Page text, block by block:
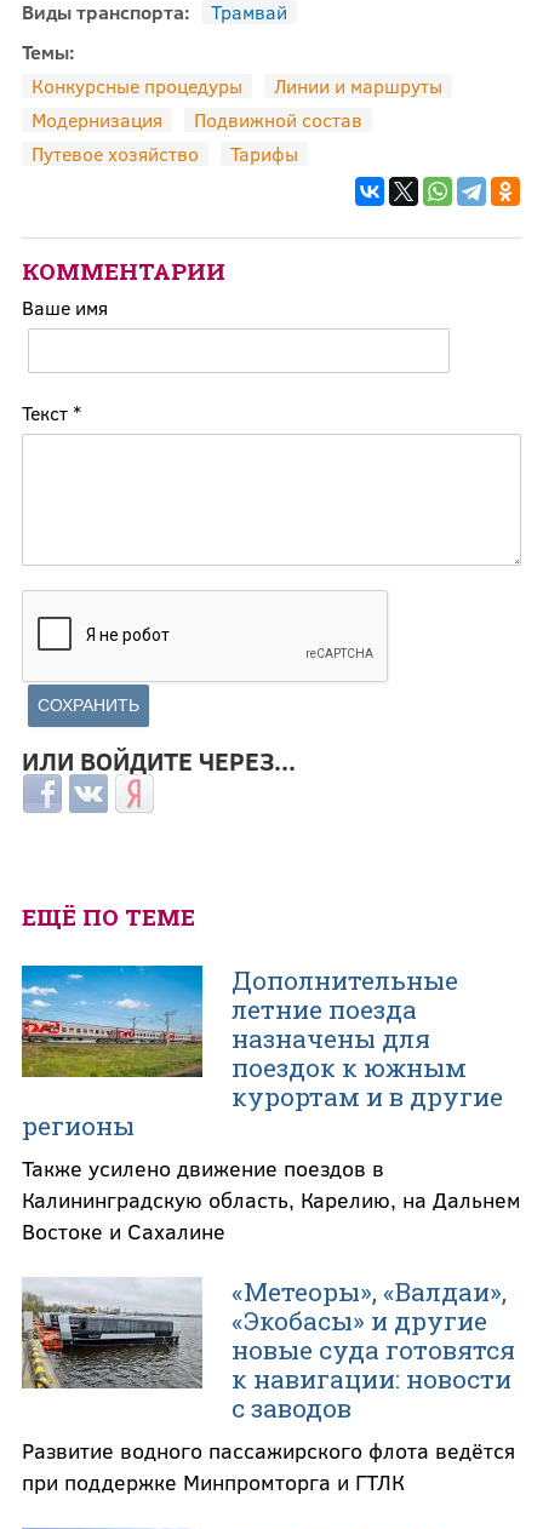
Виды транспорта:
Трамвай
Темы:
Конкурсные процедуры
Линии и маршруты
Модернизация
Подвижной состав
Путевое хозяйство
Тарифы
КОММЕНТАРИИ
Ваше имя
Текст *
ИЛИ ВОЙДИТЕ ЧЕРЕЗ...
Login with Facebook
Login with ВКонтакте
Login with Яндекс
ЕЩЁ ПО ТЕМЕ
Дополнительные
летние поезда
назначены для
поездок к южным
курортам и в другие
регионы
Также усилено движение поездов в
Калининградскую область, Карелию, на Дальнем
Востоке и Сахалине
«Метеоры», «Валдаи»,
«Экобасы» и другие
новые суда готовятся
к навигации: новости
с заводов
Развитие водного пассажирского флота ведётся
при поддержке Минпромторга и ГТЛК